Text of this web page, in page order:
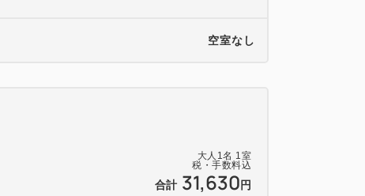
空室なし
大人 1名 1室
税・手数料込
合計 31,630 円